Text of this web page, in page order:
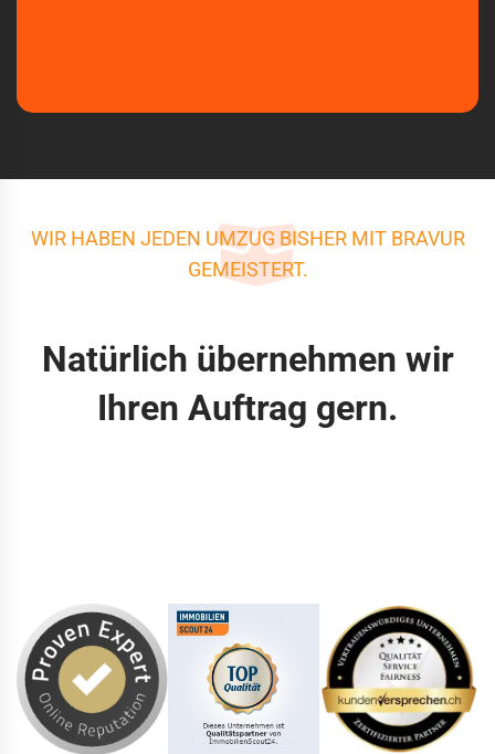
WIR HABEN JEDEN UMZUG BISHER MIT BRAVUR
GEMEISTERT.
Natürlich übernehmen wir
Ihren Auftrag gern.